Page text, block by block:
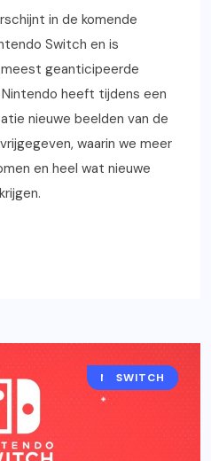
in de komende
Switch en is
geanticipeerde
heeft tijdens een
nieuwe beelden van de
waarin we meer
en heel wat nieuwe
2DS/3DS
GAMING
NIEUWS
NINTENDO
SWITCH